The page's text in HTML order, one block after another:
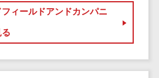
ティングサービス>
スアウトソーシング>
型攻撃メール対策>
MAツール
テム
SNS管理ツー
ル
ィールドアンドカンパニ